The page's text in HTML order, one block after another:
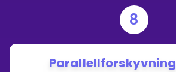
8
Parallellforskyvning